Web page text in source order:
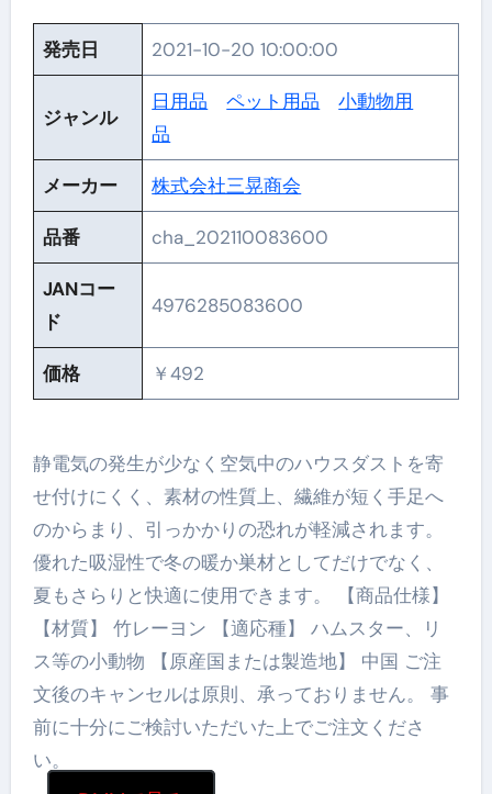
発売日 2021-10-20 10:00:00
ジャンル
日用品 ペット用品
小動物用
品
メーカー 株式会社三晃商会
品番 cha_202110083600
JANコー
ド
4976285083600
価格 ￥492
静電気の発生が少なく空気中のハウスダストを寄
せ付けにくく、素材の性質上、繊維が短く手足へ
のからまり、引っかかりの恐れが軽減されます。
優れた吸湿性で冬の暖か巣材としてだけでなく、
夏もさらりと快適に使用できます。 【商品仕様】
【材質】 竹レーヨン 【適応種】 ハムスター、リ
ス等の小動物 【原産国または製造地】 中国 ご注
文後のキャンセルは原則、承っておりません。 事
前に十分にご検討いただいた上でご注文くださ
い。